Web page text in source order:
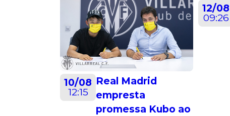
10/08
12:15
Real Madrid
empresta
promessa Kubo ao
12/08
09:26